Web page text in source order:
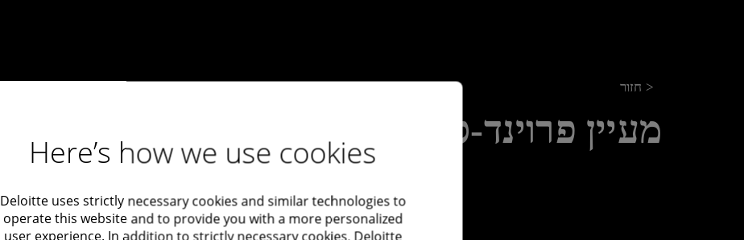
< חזור
מעיין פרוינד-סיגלר
Here’s how we use cookies
Deloitte uses strictly necessary cookies and similar technologies to
operate this website and to provide you with a more personalized
user experience. In addition to strictly necessary cookies, Deloitte